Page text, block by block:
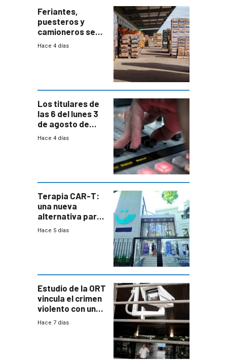
Feriantes,
puesteros y
camioneros se
movilizaron en
Hace 4 días
Los titulares de
las 6 del lunes 3
de agosto de
2026
Hace 4 días
Terapia CAR-T:
una nueva
alternativa para
niños y
Hace 5 días
Estudio de la ORT
vincula el crimen
violento con una
menor creación
Hace 7 días